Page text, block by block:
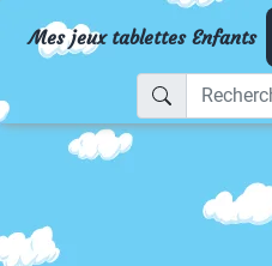
Mes jeux tablettes Enfants